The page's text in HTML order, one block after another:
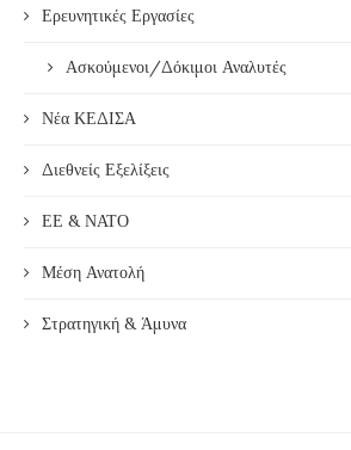
Ερευνητικές Εργασίες
Ασκούμενοι/Δόκιμοι Αναλυτές
Νέα ΚΕΔΙΣΑ
Διεθνείς Εξελίξεις
ΕΕ & ΝΑΤΟ
Μέση Ανατολή
Στρατηγική & Άμυνα